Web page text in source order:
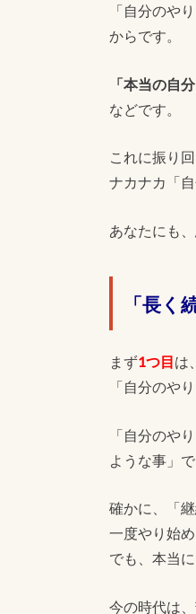
「自分のや
からです。
「本当の自
などです。
これに振り
ナカナカ「
あなたにも
「長
まず1つ目は、
「自分のや
「自分のや
ような事」
確かに、「
一度やり始
でも、本当
今の時代は